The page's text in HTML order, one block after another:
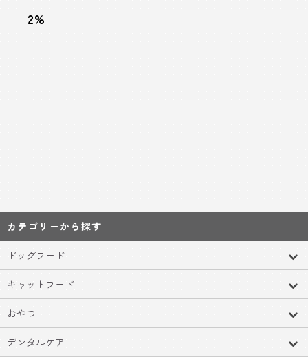
2%
カテゴリーから探す
ドッグフード
キャットフード
おやつ
デンタルケア